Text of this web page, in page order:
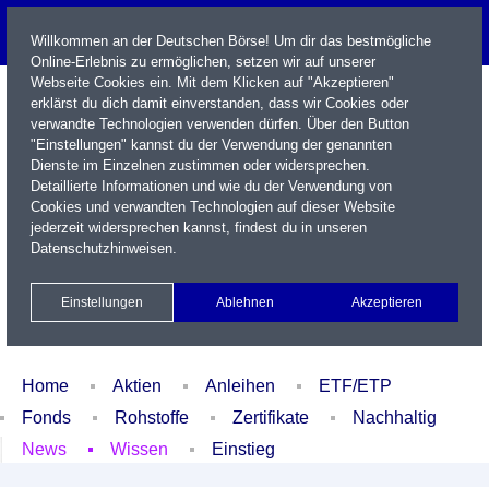
Name / WKN / ISIN / Kürzel
Xetra Realtime
Watchlist Portfolio Login
Home Aktien Anleihen
ETF/ETP
Fonds
Rohstoffe Zertifikate
Nachhaltig
News
Wissen Einstieg
Willkommen an der Deutschen Börse! Um dir das bestmögliche
Online-Erlebnis zu ermöglichen, setzen wir auf unserer
Webseite Cookies ein. Mit dem Klicken auf "Akzeptieren"
erklärst du dich damit einverstanden, dass wir Cookies oder
verwandte Technologien verwenden dürfen. Über den Button
"Einstellungen" kannst du der Verwendung der genannten
Dienste im Einzelnen zustimmen oder widersprechen.
Detaillierte Informationen und wie du der Verwendung von
Cookies und verwandten Technologien auf dieser Website
jederzeit widersprechen kannst, findest du in unseren
Datenschutzhinweisen.
Einstellungen Ablehnen Akzeptieren